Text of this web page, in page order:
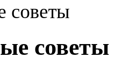
советы
советы